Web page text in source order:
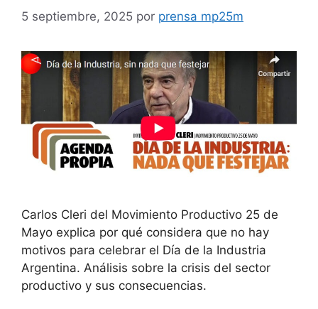
5 septiembre, 2025 por prensa mp25m
Carlos Cleri del Movimiento Productivo 25 de
Mayo explica por qué considera que no hay
motivos para celebrar el Día de la Industria
Argentina. Análisis sobre la crisis del sector
productivo y sus consecuencias.